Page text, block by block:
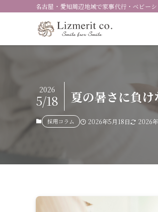
名古屋・愛知周辺地域で家事代行・ベビー
夏の暑さに負
2026
5/18
採用コラム 2026年5月18日 2026